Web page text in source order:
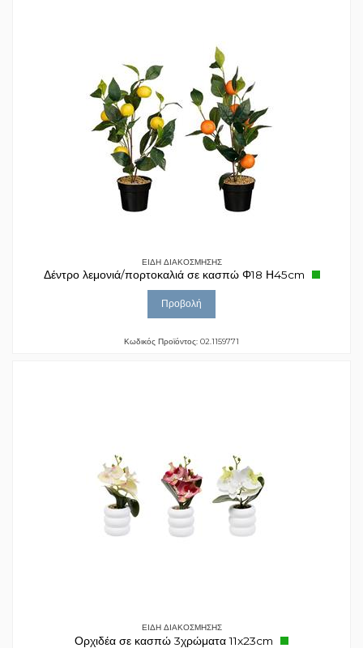
ΕΙΔΗ ΔΙΑΚΟΣΜΗΣΗΣ
Δέντρο λεμονιά/πορτοκαλιά σε κασπώ Φ18 Η45cm
Προβολή
Κωδικός Προϊόντος: 02.1159771
ΕΙΔΗ ΔΙΑΚΟΣΜΗΣΗΣ
Ορχιδέα σε κασπώ 3χρώματα 11x23cm